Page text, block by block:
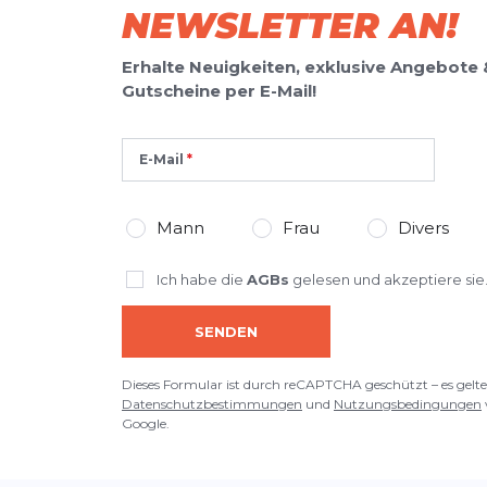
NEWSLETTER AN!
Erhalte Neuigkeiten, exklusive Angebote
Gutscheine per E-Mail!
E-Mail
Mann Frau Divers
Ich habe die AGBs gelesen und akzeptiere sie.
SENDEN
Dieses Formular ist durch reCAPTCHA geschützt – es
Datenschutzbestimmungen und Nutzungsbedingungen
Google.